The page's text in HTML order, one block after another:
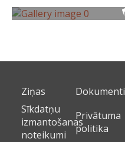
Ziņas
Dokumenti
Sīkdatņu
izmantošanas
noteikumi
Privātuma
politika